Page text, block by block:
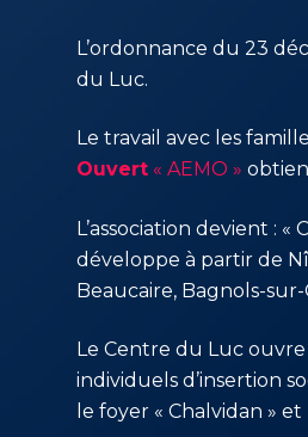
L’ordonnance du 23
du Luc.
Le travail avec les
Ouvert « AEMO »
L’association devient :
développe à partir de
Beaucaire, Bagnols-sur-
Le Centre du Luc
individuels d’insertion
le foyer « Chalvidan »